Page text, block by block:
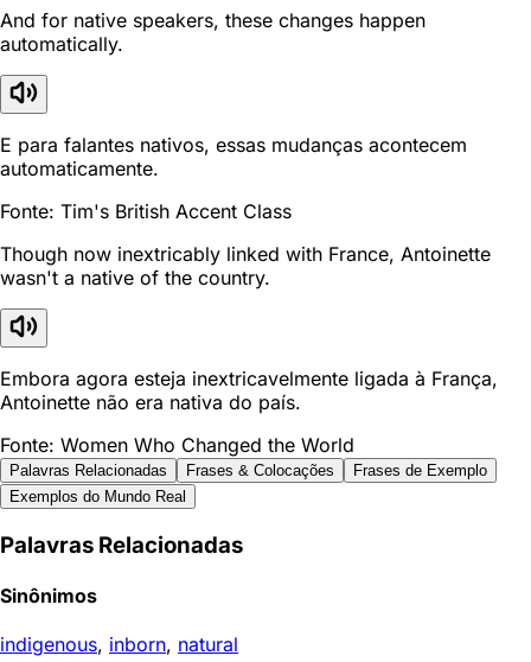
And for native speakers, these changes happen
automatically.
E para falantes nativos, essas mudanças acontecem
automaticamente.
Fonte: Tim's British Accent Class
Though now inextricably linked with France, Antoinette
wasn't a native of the country.
Embora agora esteja inextricavelmente ligada à França,
Antoinette não era nativa do país.
Fonte: Women Who Changed the World
Palavras Relacionadas Frases & Colocações
Frases de Exemplo
Exemplos do Mundo Real
Palavras Relacionadas
Sinônimos
indigenous, inborn, natural